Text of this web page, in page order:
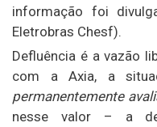
informação foi
Eletrobras Chesf).
Defluência é a vazão
com a Axia, a
permanentemente
nesse valor – a